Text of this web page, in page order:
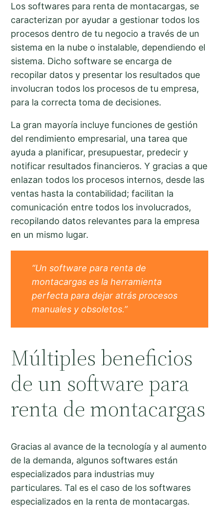
Los softwares para renta de montacargas, se
caracterizan por ayudar a gestionar todos los
procesos dentro de tu negocio a través de un
sistema en la nube o instalable, dependiendo el
sistema. Dicho software se encarga de
recopilar datos y presentar los resultados que
involucran todos los procesos de tu empresa,
para la correcta toma de decisiones.
La gran mayoría incluye funciones de gestión
del rendimiento empresarial, una tarea que
ayuda a planificar, presupuestar, predecir y
notificar resultados financieros. Y gracias a que
enlazan todos los procesos internos, desde las
ventas hasta la contabilidad; facilitan la
comunicación entre todos los involucrados,
recopilando datos relevantes para la empresa
en un mismo lugar.
“Un software para renta de
montacargas es la herramienta
perfecta para dejar atrás procesos
manuales y obsoletos.”
Múltiples beneficios
de un software para
renta de montacargas
Gracias al avance de la tecnología y al aumento
de la demanda, algunos softwares están
especializados para industrias muy
particulares. Tal es el caso de los softwares
especializados en la renta de montacargas.